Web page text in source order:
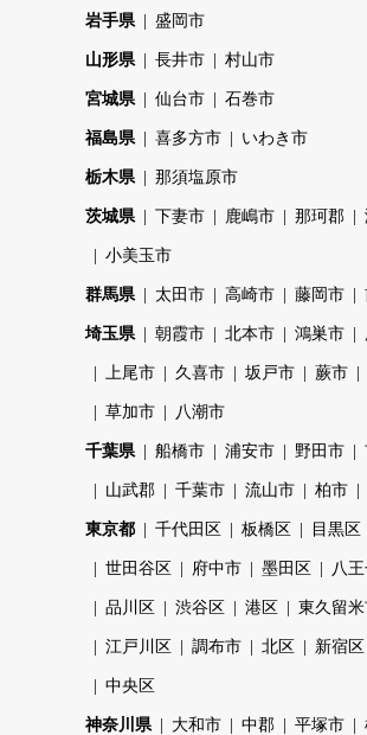
岩手県 盛岡市
山形県 長井市 村山市
宮城県 仙台市 石巻市
福島県 喜多方市 いわき市
栃木県 那須塩原市
茨城県 下妻市 鹿嶋市 那珂郡
小美玉市
群馬県 太田市 高崎市 藤岡市
埼玉県 朝霞市 北本市 鴻巣市
上尾市 久喜市 坂戸市 蕨市
草加市 八潮市
千葉県 船橋市 浦安市 野田市
山武郡 千葉市 流山市 柏市
東京都 千代田区 板橋区 目黒区
世田谷区 府中市 墨田区 八
品川区 渋谷区 港区 東久留
江戸川区 調布市 北区 新宿区
中央区
神奈川県 大和市 中郡 平塚市